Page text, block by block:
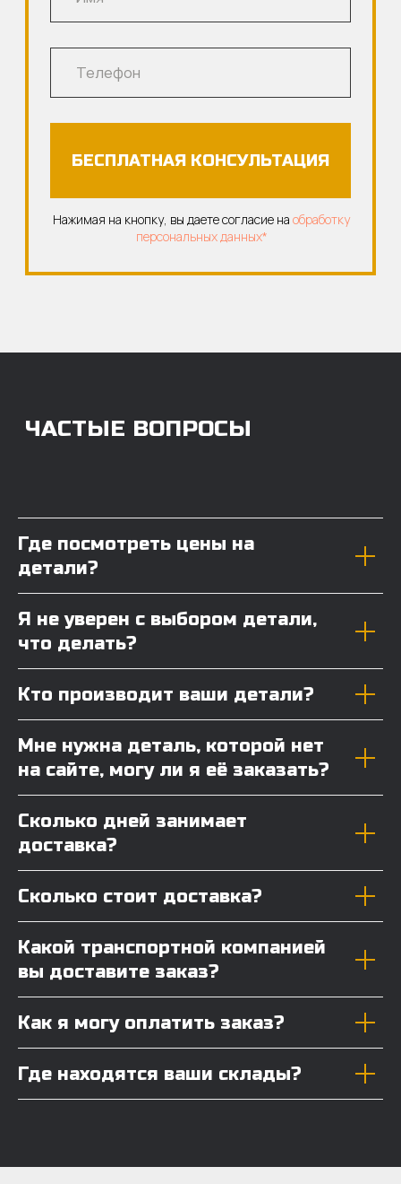
Где посмотреть цены на
детали?
Я не уверен с выбором детали,
что делать?
Кто производит ваши детали?
Мне нужна деталь, которой нет
на сайте, могу ли я её заказать?
Сколько дней занимает
доставка?
Сколько стоит доставка?
Какой транспортной компанией
вы доставите заказ?
Как я могу оплатить заказ?
Где находятся ваши склады?